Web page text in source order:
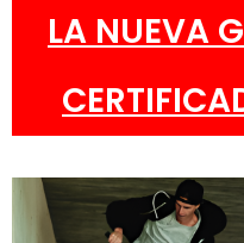
LA NUEVA